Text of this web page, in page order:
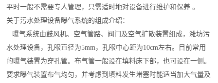
平时一般不需要专人管理，只需适时地对设备进行维护和保养 。
关于污水处理设备曝气系统的组成介绍：
曝气系统由鼓风机、空气管路、阀门及空气扩散装置组成，潍坊污
水处理设备，孔眼直径为5mm，孔眼中心距为10cm左右。目前常用
的曝气装置为穿孔管。布气管一般设在填料床下部，也可设在一侧。
要求曝气装置布气均匀，并考虑到填料发生堵塞时能适当加大气量及